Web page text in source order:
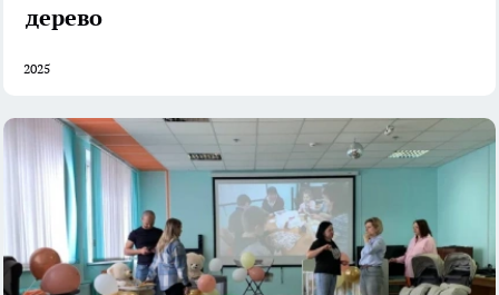
дерево
2025